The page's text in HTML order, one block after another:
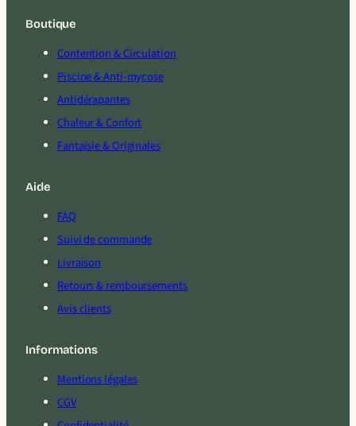
Boutique
Contention & Circulation
Piscine & Anti-mycose
Antidérapantes
Chaleur & Confort
Fantaisie & Originales
Aide
FAQ
Suivi de commande
Livraison
Retours & remboursements
Avis clients
Informations
Mentions légales
CGV